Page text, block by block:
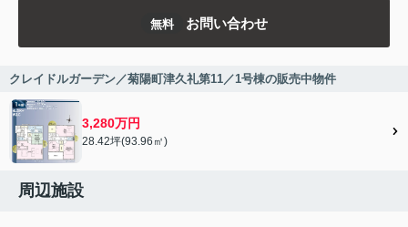
無料 お問い合わせ
クレイドルガーデン／菊陽町津久礼第11／1号棟の販売中物件
3,280万円
28.42坪(93.96㎡)
周辺施設